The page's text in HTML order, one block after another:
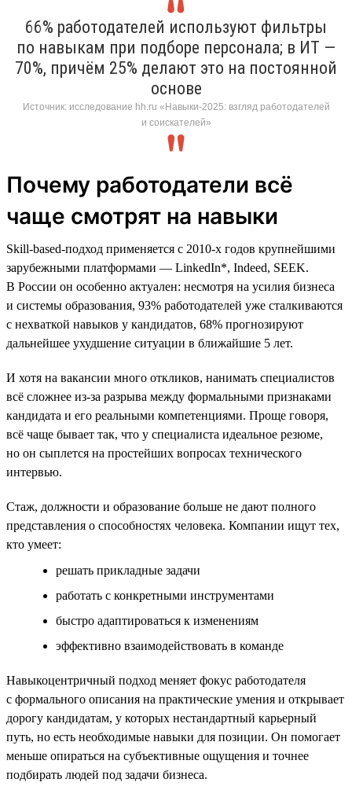
66% работодателей используют фильтры
по навыкам при подборе персонала; в ИТ —
70%, причём 25% делают это на постоянной
основе
Источник: исследование hh.ru «Навыки-2025: взгляд работодателей
и соискателей»
Почему работодатели всё
чаще смотрят на навыки
Skill-based-подход применяется с 2010-х годов крупнейшими
зарубежными платформами — LinkedIn*, Indeed, SEEK.
В России он особенно актуален: несмотря на усилия бизнеса
и системы образования, 93% работодателей уже сталкиваются
с нехваткой навыков у кандидатов, 68% прогнозируют
дальнейшее ухудшение ситуации в ближайшие 5 лет.
И хотя на вакансии много откликов, нанимать специалистов
всё сложнее из-за разрыва между формальными признаками
кандидата и его реальными компетенциями. Проще говоря,
всё чаще бывает так, что у специалиста идеальное резюме,
но он сыплется на простейших вопросах технического
интервью.
Стаж, должности и образование больше не дают полного
представления о способностях человека. Компании ищут тех,
кто умеет:
решать прикладные задачи
работать с конкретными инструментами
быстро адаптироваться к изменениям
эффективно взаимодействовать в команде
Навыкоцентричный подход меняет фокус работодателя
с формального описания на практические умения и открывает
дорогу кандидатам, у которых нестандартный карьерный
путь, но есть необходимые навыки для позиции. Он помогает
меньше опираться на субъективные ощущения и точнее
подбирать людей под задачи бизнеса.